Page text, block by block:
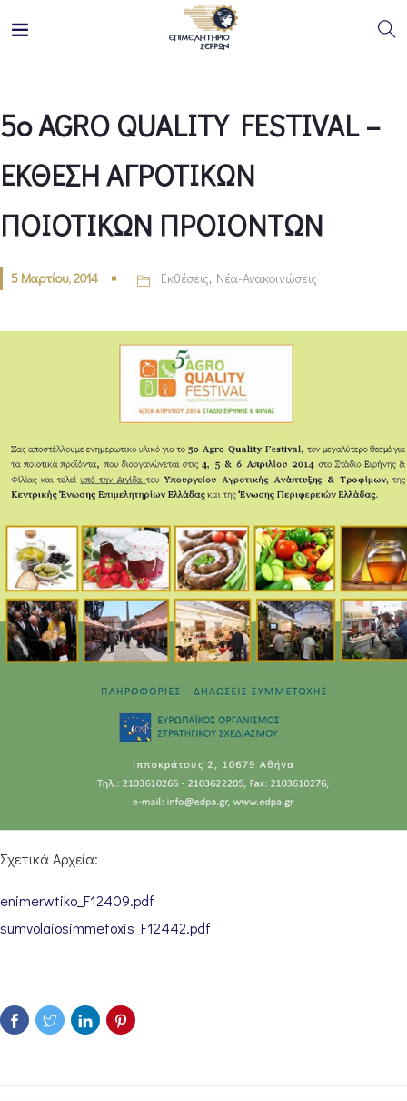
5ο AGRO QUALITY FESTIVAL –
ΕΚΘΕΣΗ ΑΓΡΟΤΙΚΩΝ
ΠΟΙΟΤΙΚΩΝ ΠΡΟΙΟΝΤΩΝ
5 Μαρτίου, 2014 Εκθέσεις, Νέα-Ανακοινώσεις
Σχετικά Αρχεία:
enimerwtiko_F12409.pdf
sumvolaiosimmetoxis_F12442.pdf